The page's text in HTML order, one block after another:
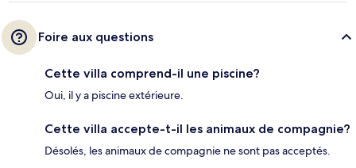
Foire aux questions
Cette villa comprend-il une piscine?
Oui, il y a piscine extérieure.
Cette villa accepte-t-il les animaux de compagnie?
Désolés, les animaux de compagnie ne sont pas acceptés.